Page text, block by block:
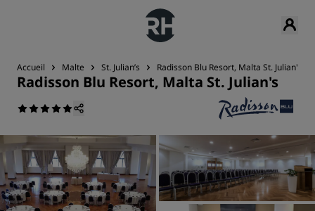
Accueil Malte St. Julian’s Radisson Blu Resort, Malta St. Julian's
Radisson Blu Resort, Malta St. Julian's